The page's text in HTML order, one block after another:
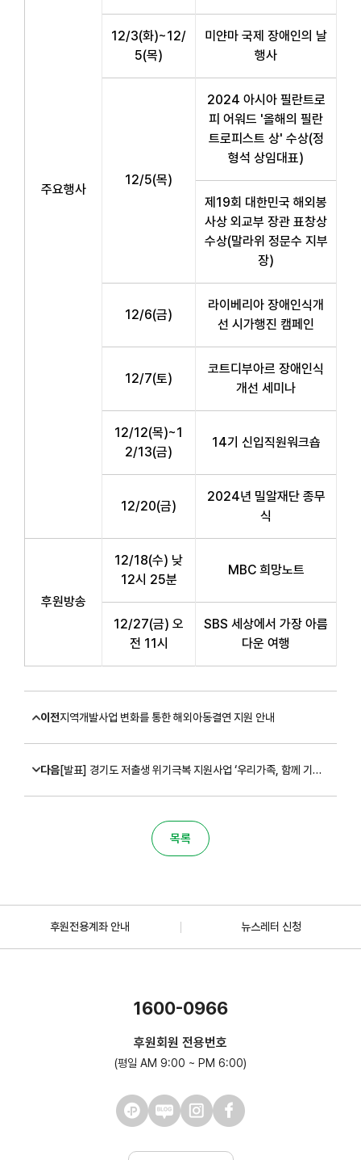
주요행사
12/3(화)~12/
5(목)
미얀마 국제 장애인의 날
행사
12/5(목)
2024 아시아 필란트로
피 어워드 '올해의 필란
트로피스트 상' 수상(정
형석 상임대표)
제19회 대한민국 해외봉
사상 외교부 장관 표창상
수상(말라위 정문수 지부
장)
12/6(금)
라이베리아 장애인식개
선 시가행진 캠페인
12/7(토)
코트디부아르 장애인식
개선 세미나
12/12(목)~1
2/13(금)
14기 신입직원워크숍
12/20(금)
2024년 밀알재단 종무
식
후원방송
12/18(수) 낮
12시 25분
MBC 희망노트
12/27(금) 오
전 11시
SBS 세상에서 가장 아름
다운 여행
이전지역개발사업 변화를 통한 해외아동결연 지원 안내
다음 [발표] 경기도 저출생 위기극복 지원사업 ‘우리가족, 함께 기대’ 대상자 선정 안내(2차)
목록
후원전용계좌 안내 뉴스레터 신청
1600-0966
후원회원 전용번호
(평일 AM 9:00 ~ PM 6:00)